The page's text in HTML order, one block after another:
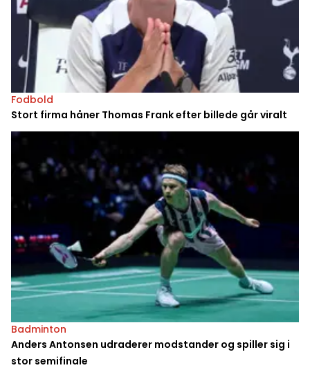
Fodbold
Stort firma håner Thomas Frank efter billede går viralt
Badminton
Anders Antonsen udraderer modstander og spiller sig i
stor semifinale